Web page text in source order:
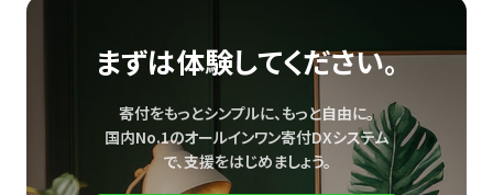
まずは体験してください。
寄付をもっとシンプルに、もっと自由に。
国内No.1のオールインワン寄付DXシステム
で、支援をはじめましょう。